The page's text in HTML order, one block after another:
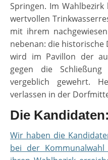
Springen. Im
wertvollen
mit ihrem
nebenan: die
wird im Pavillon der
gegen die
vergeblich gewehrt.
verlassen in der
Die Kandidaten:
Wir haben die
bei der